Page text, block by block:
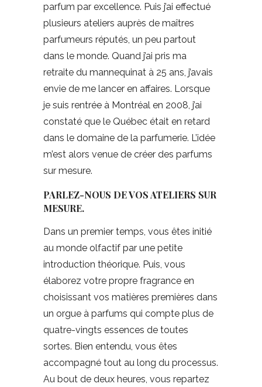
parfum par excellence. Puis j’ai effectué
plusieurs ateliers auprès de maîtres
parfumeurs réputés, un peu partout
dans le monde. Quand j’ai pris ma
retraite du mannequinat à 25 ans, j’avais
envie de me lancer en affaires. Lorsque
je suis rentrée à Montréal en 2008, j’ai
constaté que le Québec était en retard
dans le domaine de la parfumerie. L’idée
m’est alors venue de créer des parfums
sur mesure.
PARLEZ-NOUS DE VOS ATELIERS SUR
MESURE.
Dans un premier temps, vous êtes initié
au monde olfactif par une petite
introduction théorique. Puis, vous
élaborez votre propre fragrance en
choisissant vos matières premières dans
un orgue à parfums qui compte plus de
quatre-vingts essences de toutes
sortes. Bien entendu, vous êtes
accompagné tout au long du processus.
Au bout de deux heures, vous repartez